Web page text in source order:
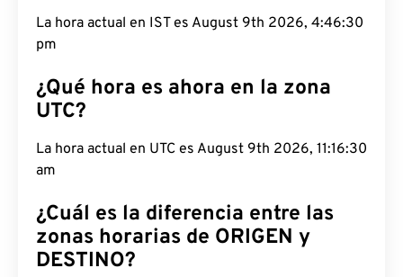
La hora actual en IST es August 9th 2026, 4:46:31
pm
¿Qué hora es ahora en la zona
UTC?
La hora actual en UTC es August 9th 2026, 11:16:31
am
¿Cuál es la diferencia entre las
zonas horarias de ORIGEN y
DESTINO?